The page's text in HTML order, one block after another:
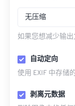
无压缩
如果您想减少输出
自动定向
使用 EXIF 中存储
剥离元数据